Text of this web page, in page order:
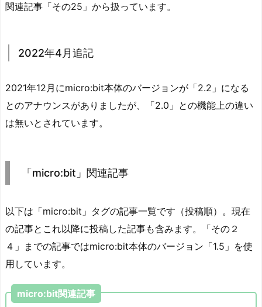
関連記事「その25」から扱っています。
2022年4月追記
2021年12月にmicro:bit本体のバージョンが「2.2」になる
とのアナウンスがありましたが、「2.0」との機能上の違い
は無いとされています。
「micro:bit」関連記事
以下は「micro:bit」タグの記事一覧です（投稿順）。現在
の記事とこれ以降に投稿した記事も含みます。「その２
４」までの記事ではmicro:bit本体のバージョン「1.5」を使
用しています。
micro:bit関連記事